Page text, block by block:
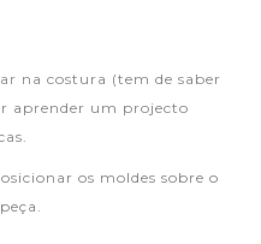
na costura (tem de saber
aprender um projecto
os moldes sobre o